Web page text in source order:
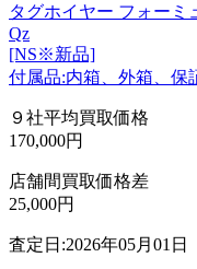
タグホイヤー フォーミ
Qz
[NS※新品]
付属品:内箱、外箱、保
９社平均買取価格
170,000円
店舗間買取価格差
25,000円
査定日:2026年05月01日